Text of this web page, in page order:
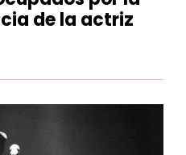
de la actriz